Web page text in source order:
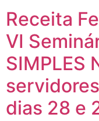
Receita
VI
SIMPLES
dias 28 e